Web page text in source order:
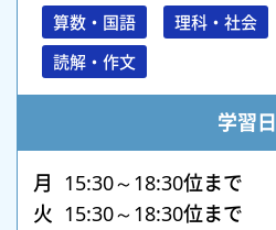
算数・国語 理科・社会
読解・作文
学習日
月 15:30～18:30位まで
火 15:30～18:30位まで